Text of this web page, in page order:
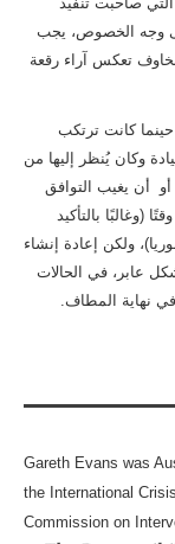
وجه الخصوص، يجب
تعكس آراء رقعة
حينما كانت ترتكب
وكان يُنظر إليها من
أن يغيب التوافق
(وغالبًا بالتأكيد
ولكن إعادة إنشاء
عابر، في الحالات
Gareth Evans was
the International
Commission on